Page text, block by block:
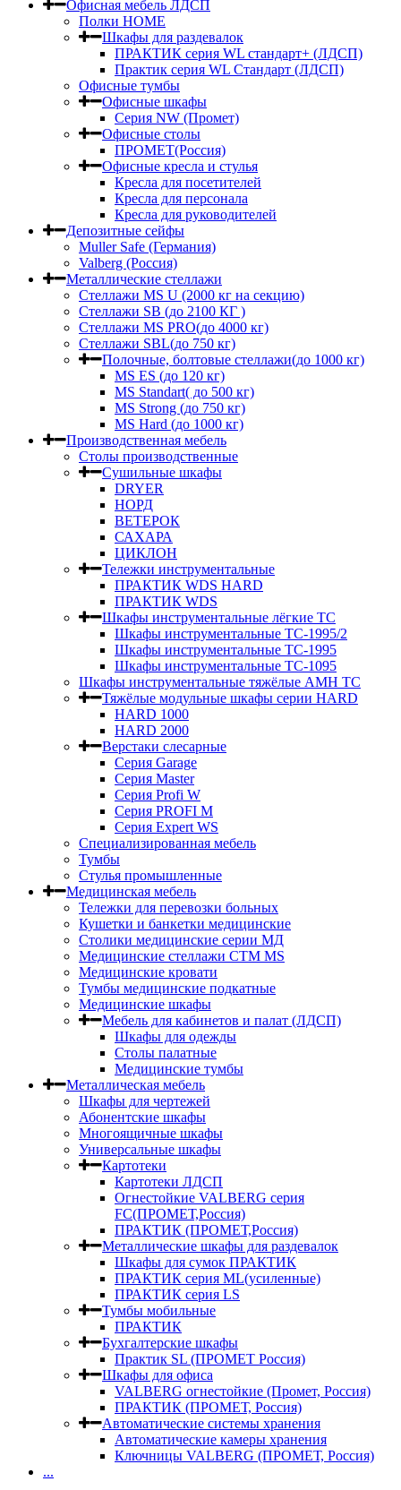
Офисная мебель ЛДСП
Полки HOME
Шкафы для раздевалок
ПРАКТИК серия WL стандарт+ (ЛДСП)
Практик серия WL Стандарт (ЛДСП)
Офисные тумбы
Офисные шкафы
Серия NW (Промет)
Офисные столы
ПРОМЕТ(Россия)
Офисные кресла и стулья
Кресла для посетителей
Кресла для персонала
Кресла для руководителей
Депозитные сейфы
Muller Safe (Германия)
Valberg (Россия)
Металлические стеллажи
Стеллажи MS U (2000 кг на секцию)
Стеллажи SB (до 2100 КГ )
Стеллажи MS PRO(до 4000 кг)
Стеллажи SBL(до 750 кг)
Полочные, болтовые стеллажи(до 1000 кг)
MS ES (до 120 кг)
MS Standart( до 500 кг)
MS Strong (до 750 кг)
MS Hard (до 1000 кг)
Производственная мебель
Столы производственные
Сушильные шкафы
DRYER
НОРД
ВЕТЕРОК
САХАРА
ЦИКЛОН
Тележки инструментальные
ПРАКТИК WDS HARD
ПРАКТИК WDS
Шкафы инструментальные лёгкие ТС
Шкафы инструментальные ТС-1995/2
Шкафы инструментальные TC-1995
Шкафы инструментальные TC-1095
Шкафы инструментальные тяжёлые AMH TC
Тяжёлые модульные шкафы серии HARD
HARD 1000
HARD 2000
Верстаки слесарные
Серия Garage
Серия Master
Серия Profi W
Серия PROFI M
Серия Expert WS
Специализированная мебель
Тумбы
Стулья промышленные
Медицинская мебель
Тележки для перевозки больных
Кушетки и банкетки медицинские
Столики медицинские серии МД
Медицинские стеллажи СТМ MS
Медицинские кровати
Тумбы медицинские подкатные
Медицинские шкафы
Мебель для кабинетов и палат (ЛДСП)
Шкафы для одежды
Столы палатные
Медицинские тумбы
Металлическая мебель
Шкафы для чертежей
Абонентские шкафы
Многоящичные шкафы
Универсальные шкафы
Картотеки
Картотеки ЛДСП
Огнестойкие VALBERG серия
FC(ПРОМЕТ,Россия)
ПРАКТИК (ПРОМЕТ,Россия)
Металлические шкафы для раздевалок
Шкафы для сумок ПРАКТИК
ПРАКТИК серия ML(усиленные)
ПРАКТИК серия LS
Тумбы мобильные
ПРАКТИК
Бухгалтерские шкафы
Практик SL (ПРОМЕТ Россия)
Шкафы для офиса
VALBERG огнестойкие (Промет, Россия)
ПРАКТИК (ПРОМЕТ, Россия)
Автоматические системы хранения
Автоматические камеры хранения
Ключницы VALBERG (ПРОМЕТ, Россия)
...